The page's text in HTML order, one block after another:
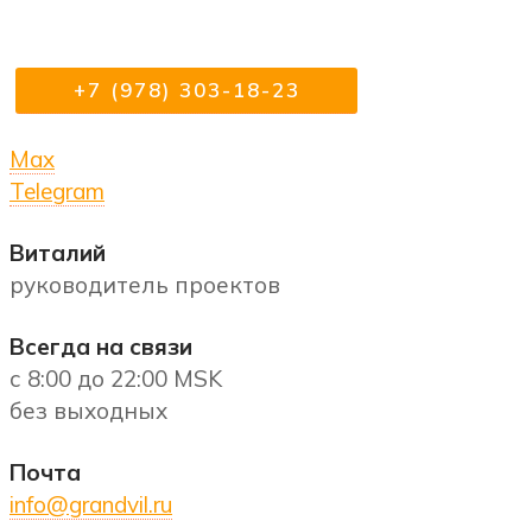
+7 (978) 303-18-23
Max
Telegram
Виталий
руководитель проектов
Всегда на связи
с 8:00 до 22:00 MSK
без выходных
Почта
info@grandvil.ru